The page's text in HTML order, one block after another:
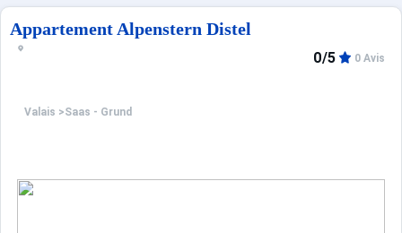
Appartement Alpenstern Distel
Valais >Saas - Grund
0/5 0 Avis